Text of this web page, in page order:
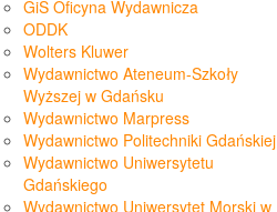
GiS Oficyna Wydawnicza
ODDK
Wolters Kluwer
Wydawnictwo Ateneum-Szkoły
Wyższej w Gdańsku
Wydawnictwo Marpress
Wydawnictwo Politechniki Gdańskiej
Wydawnictwo Uniwersytetu
Gdańskiego
Wydawnictwo Uniwersytet Morski w